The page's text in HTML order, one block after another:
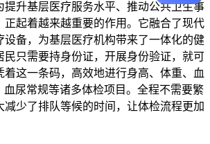
提升基层医疗服务水平、推动公共卫生事
正起着越来越重要的作用。它融合了现代
设备，为基层医疗机构带来了一体化的健
民只需要持身份证，开展身份验证，就可
着这一条码，高效地进行身高、体重、血
血尿常规等诸多体检项目。全程不需要繁
减少了排队等候的时间，让体检流程更加